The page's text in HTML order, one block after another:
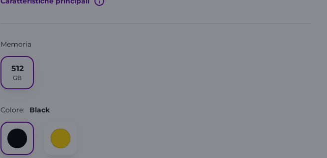
Memoria
512
GB
Colore: Black